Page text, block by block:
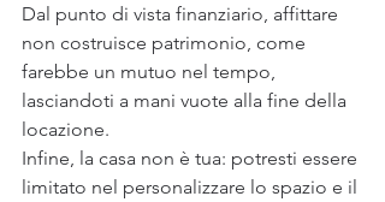
Dal punto di vista finanziario, affittare
non costruisce patrimonio, come
farebbe un mutuo nel tempo,
lasciandoti a mani vuote alla fine della
locazione.
Infine, la casa non è tua: potresti essere
limitato nel personalizzare lo spazio e il